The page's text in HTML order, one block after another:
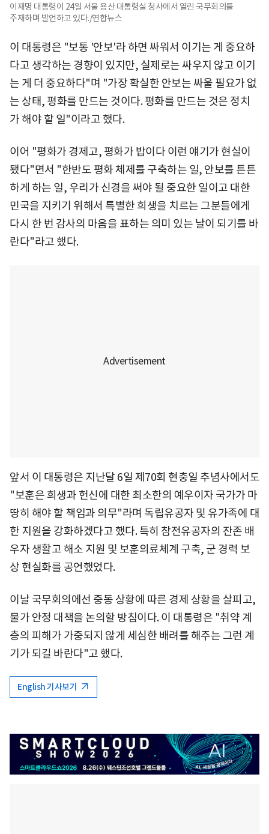
이재명 대통령이 24일 서울 용산 대통령실 청사에서 열린 국무회의를
주재하며 발언하고 있다./연합뉴스
이 대통령은 "보통 '안보'라 하면 싸워서 이기는 게 중요하
다고 생각하는 경향이 있지만, 실제로는 싸우지 않고 이기
는 게 더 중요하다"며 "가장 확실한 안보는 싸울 필요가 없
는 상태, 평화를 만드는 것이다. 평화를 만드는 것은 정치
가 해야 할 일"이라고 했다.
이어 "평화가 경제고, 평화가 밥이다 이런 얘기가 현실이
됐다"면서 "한반도 평화 체제를 구축하는 일, 안보를 튼튼
하게 하는 일, 우리가 신경을 써야 될 중요한 일이고 대한
민국을 지키기 위해서 특별한 희생을 치르는 그분들에게
다시 한 번 감사의 마음을 표하는 의미 있는 날이 되기를 바
란다"라고 했다.
앞서 이 대통령은 지난달 6일 제70회 현충일 추념사에서도
"보훈은 희생과 헌신에 대한 최소한의 예우이자 국가가 마
땅히 해야 할 책임과 의무"라며 독립유공자 및 유가족에 대
한 지원을 강화하겠다고 했다. 특히 참전유공자의 잔존 배
우자 생활고 해소 지원 및 보훈의료체계 구축, 군 경력 보
상 현실화를 공언했었다.
이날 국무회의에선 중동 상황에 따른 경제 상황을 살피고,
물가 안정 대책을 논의할 방침이다. 이 대통령은 "취약 계
층의 피해가 가중되지 않게 세심한 배려를 해주는 그런 계
기가 되길 바란다"고 했다.
English 기사보기